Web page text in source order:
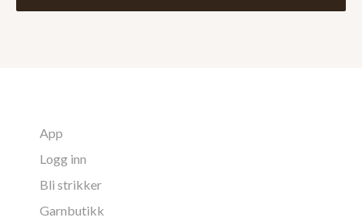
App
Logg inn
Bli strikker
Garnbutikk